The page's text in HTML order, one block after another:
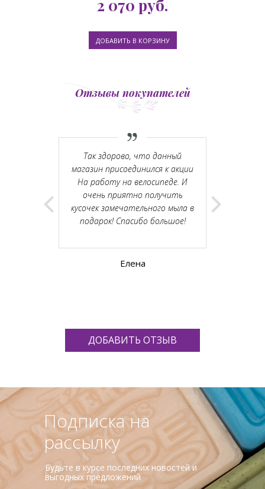
2 070 руб.
Отзывы покупателей
Так здорово, что данный
магазин присоединился к акции
На работу на велосипеде. И
очень приятно получить
кусочек замечательного мыла в
подарок! Спасибо большое!
Елена
ДОБАВИТЬ ОТЗЫВ
Подписка на
рассылку
Будьте в курсе последних новостей и
выгодных предложений